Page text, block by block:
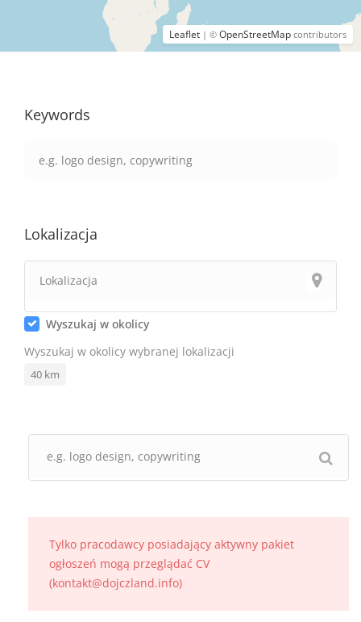
Leaflet | © OpenStreetMap contributors
Keywords
Lokalizacja
Wyszukaj w okolicy
Wyszukaj w okolicy wybranej lokalizacji
40 km
Tylko pracodawcy posiadający aktywny pakiet
ogłoszeń mogą przeglądać CV
(kontakt@dojczland.info)